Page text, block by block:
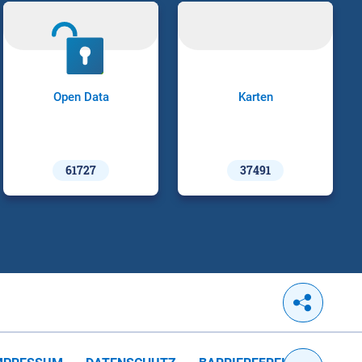
Open Data
61727
Karten
37491